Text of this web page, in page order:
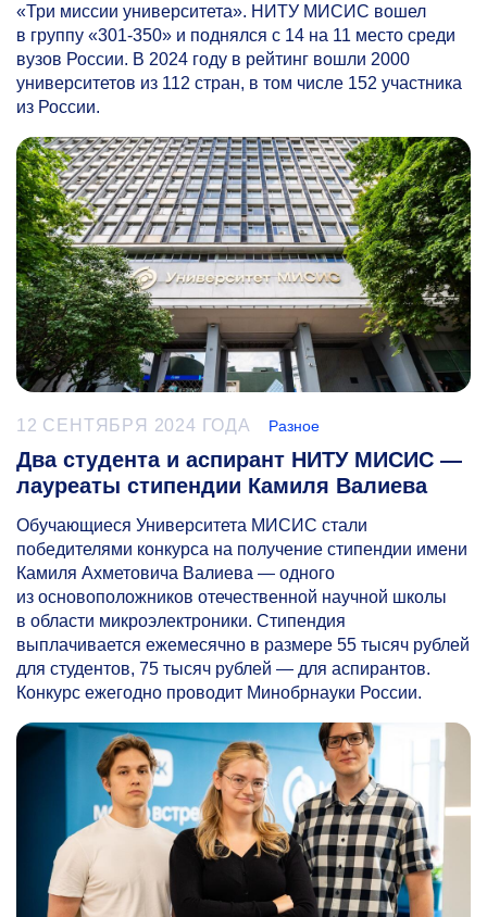
«Три миссии университета». НИТУ МИСИС вошел
в группу «301-350» и поднялся с 14 на 11 место среди
вузов России. В 2024 году в рейтинг вошли 2000
университетов из 112 стран, в том числе 152 участника
из России.
12 СЕНТЯБРЯ 2024 ГОДА Разное
Два студента и аспирант НИТУ МИСИС —
лауреаты стипендии Камиля Валиева
Обучающиеся Университета МИСИС стали
победителями конкурса на получение стипендии имени
Камиля Ахметовича Валиева — одного
из основоположников отечественной научной школы
в области микроэлектроники. Стипендия
выплачивается ежемесячно в размере 55 тысяч рублей
для студентов, 75 тысяч рублей — для аспирантов.
Конкурс ежегодно проводит Минобрнауки России.